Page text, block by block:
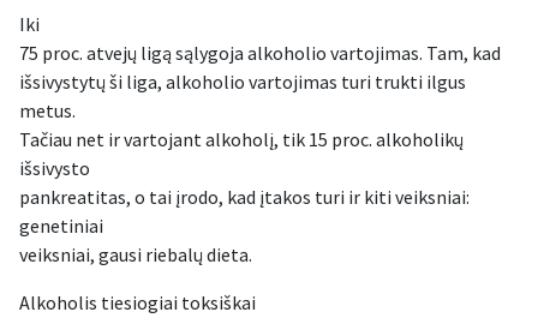
Iki
75 proc. atvejų ligą sąlygoja alkoholio vartojimas. Tam, kad
išsivystytų ši liga, alkoholio vartojimas turi trukti ilgus
metus.
Tačiau net ir vartojant alkoholį, tik 15 proc. alkoholikų
išsivysto
pankreatitas, o tai įrodo, kad įtakos turi ir kiti veiksniai:
genetiniai
veiksniai, gausi riebalų dieta.
Alkoholis tiesiogiai toksiškai